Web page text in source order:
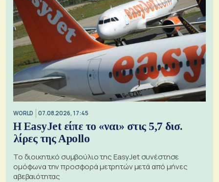
WORLD 07.08.2026, 17:45
Η EasyJet είπε το «ναι» στις 5,7 δισ.
λίρες της Apollo
Το διοικητικό συμβούλιο της EasyJet συνέστησε
ομόφωνα την προσφορά μετρητών μετά από μήνες
αβεβαιότητας